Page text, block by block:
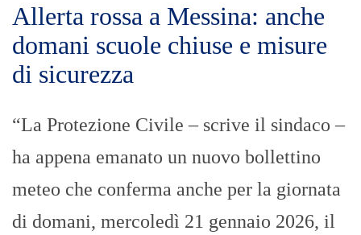
Allerta rossa a Messina: anche
domani scuole chiuse e misure
di sicurezza
“La Protezione Civile – scrive il sindaco –
ha appena emanato un nuovo bollettino
meteo che conferma anche per la giornata
di domani, mercoledì 21 gennaio 2026, il